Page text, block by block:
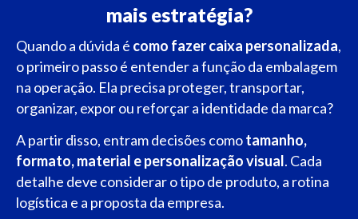
mais estratégia?
Quando a dúvida é como fazer caixa personalizada,
o primeiro passo é entender a função da embalagem
na operação. Ela precisa proteger, transportar,
organizar, expor ou reforçar a identidade da marca?
A partir disso, entram decisões comotamanho,
formato, material e personalização visual. Cada
detalhe deve considerar o tipo de produto, a rotina
logística e a proposta da empresa.